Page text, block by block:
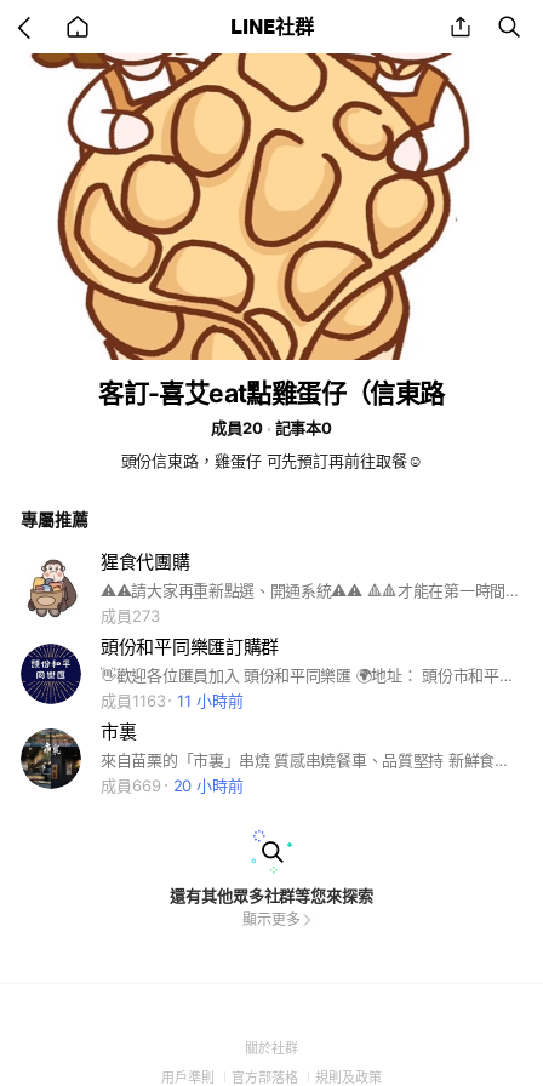
back
to
home
LINE社群 share
客訂-喜艾eat點雞蛋仔（信東路
成員20
記事本0
頭份信東路，雞蛋仔 可先預訂再前往取餐☺️
專屬推薦
猩食代團購
⚠️⚠️請大家再重新點選、開通系統⚠️⚠️ 🔺🔺才能在第一時間收到，系統到貨通知🔺🔺 步驟1.👇點以下連結，以Facebook帳號繼續連結👇 https://iplus1go.com/XingShiDai 步驟2.👇一定要完成點選，貨到才能收到系統通知👇 https://m.me/101929529110024?ref=3410578128962746 按『開始使用』、『開啟通知』，避免漏收到通知訊息哦！ ✔️有問題歡迎詢問，或是帶手機到店 ✔️我們協助開通🙋🙋‍♂️ 營業時間： 平日 早上9:00-晚上21:00 週六 早上9:00-中午12:00 （開啟完成✅麻煩幫我+1）
成員273
頭份和平同樂匯訂購群
👋歡迎各位匯員加入 頭份和平同樂匯 🌍地址： 頭份市和平路66號 頭份戶政戶政事務所旁 🚗每日不同攤販駐點販售 提供苗栗頭份的匯員朋友們 找美食 找餐車 找攤販 一起開心吃美食一起同樂 苗栗美食 頭份美食 美食駐點 餐車市集 攤販美食 歡迎騎車前往
成員1163
11 小時前
市裏
來自苗栗的「市裏」串燒 質感串燒餐車、品質堅持 新鮮食材搭配吃過就回不去的烤肉醬 🚚 週二）頭份建國夜市 週三）苗栗英才夜市 週五）苗栗英才夜市 週六）竹南啤酒廠夜市（導航7-11和興門市 週日）苗栗後龍夜市 週一、四不固定出攤（各處據點 到府烤肉/公司聚餐/露營區包場活動 歡迎私訊洽談🙋🏻‍♀️
成員669
20 小時前
還有其他眾多社群等您來探索
顯示更多
關於社群(Open
用戶準則 (Open
官方部落格 (Open
規則及政策(Open